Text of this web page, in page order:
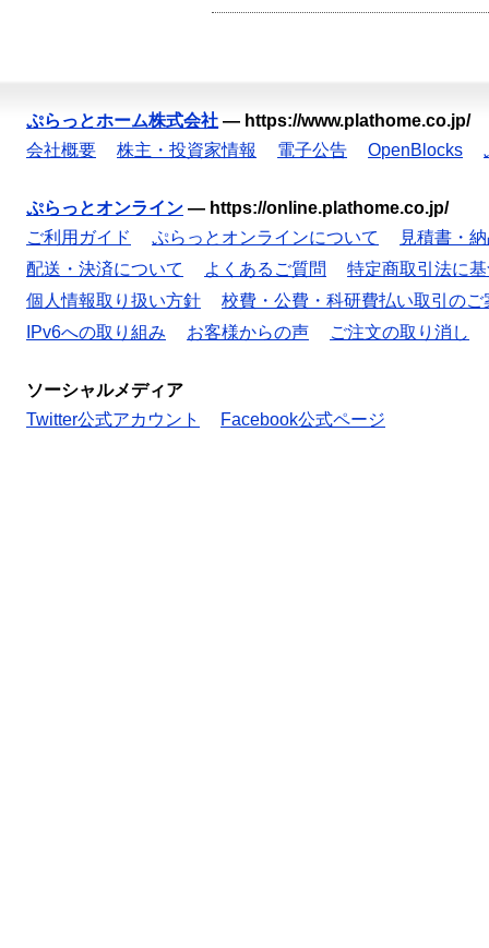
ぷらっとホーム株式会社 — https://www.plathome.co.jp/
会社概要
株主・投資家情報 電子公告 OpenBlocks
ぷらっとオンライン — https://online.plathome.co.jp/
ご利用ガイド
ぷらっとオンラインについて
見積書・
配送・決済について
よくあるご質問
特定商取引法に
個人情報取り扱い方針
校費・公費・科研費払い取引のご
IPv6への取り組み
お客様からの声 ご注文の取り消し
ソーシャルメディア
Twitter公式アカウント
Facebook公式ページ